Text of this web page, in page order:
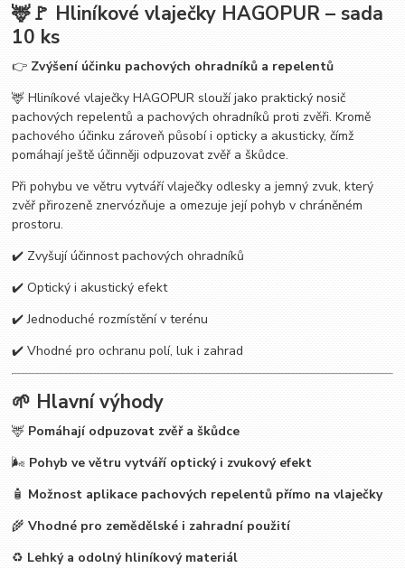
🦌🚩 Hliníkové vlaječky HAGOPUR – sada
10 ks
👉 Zvýšení účinku pachových ohradníků a repelentů
🦌 Hliníkové vlaječky HAGOPUR slouží jako praktický nosič
pachových repelentů a pachových ohradníků proti zvěři. Kromě
pachového účinku zároveň působí i opticky a akusticky, čímž
pomáhají ještě účinněji odpuzovat zvěř a škůdce.
Při pohybu ve větru vytváří vlaječky odlesky a jemný zvuk, který
zvěř přirozeně znervózňuje a omezuje její pohyb v chráněném
prostoru.
✔️ Zvyšují účinnost pachových ohradníků
✔️ Optický i akustický efekt
✔️ Jednoduché rozmístění v terénu
✔️ Vhodné pro ochranu polí, luk i zahrad
🌱 Hlavní výhody
🦌 Pomáhají odpuzovat zvěř a škůdce
🌬️ Pohyb ve větru vytváří optický i zvukový efekt
🧴 Možnost aplikace pachových repelentů přímo na vlaječky
🌾Vhodné pro zemědělské i zahradní použití
♻️ Lehký a odolný hliníkový materiál